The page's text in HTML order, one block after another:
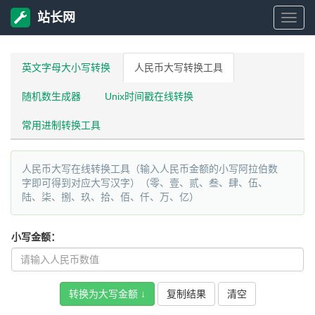
站
站长网
英文字母大小写转换 人民币大写转换工具
随机数生成器 Unix时间戳在线转换
常用进制转换工具
人民币大写在线转换工具（输入人民币金额的小写阿拉伯数
字即可得到对应大写汉字）（零、壹、贰、叁、肆、伍、
陆、柒、捌、玖、拾、佰、仟、万、亿）
小写金额：
复制结果